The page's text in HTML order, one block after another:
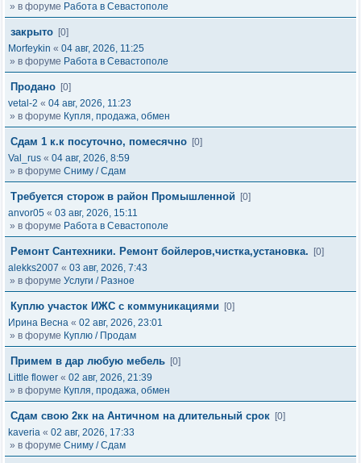
» в форуме Работа в Севастополе
закрыто [0]
Morfeykin « 04 авг, 2026, 11:25
» в форуме Работа в Севастополе
Продано [0]
vetal-2 « 04 авг, 2026, 11:23
» в форуме Купля, продажа, обмен
Сдам 1 к.к посуточно, помесячно [0]
Val_rus « 04 авг, 2026, 8:59
» в форуме Сниму / Сдам
Требуется сторож в район Промышленной
[0]
anvor05 « 03 авг, 2026, 15:11
» в форуме Работа в Севастополе
Ремонт Сантехники. Ремонт бойлеров,чистка,установка.
[0]
alekks2007 « 03 авг, 2026, 7:43
» в форуме Услуги / Разное
Куплю участок ИЖС с коммуникациями
[0]
Ирина Весна « 02 авг, 2026, 23:01
» в форуме Куплю / Продам
Примем в дар любую мебель [0]
Little flower « 02 авг, 2026, 21:39
» в форуме Купля, продажа, обмен
Сдам свою 2кк на Античном на длительный срок [0]
kaveria « 02 авг, 2026, 17:33
» в форуме Сниму / Сдам